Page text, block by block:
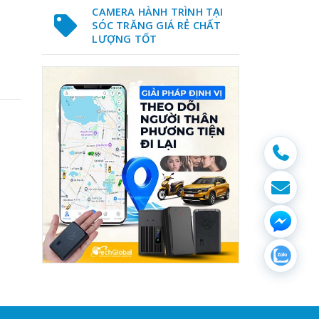
CAMERA HÀNH TRÌNH TẠI
SÓC TRĂNG GIÁ RẺ CHẤT
LƯỢNG TỐT